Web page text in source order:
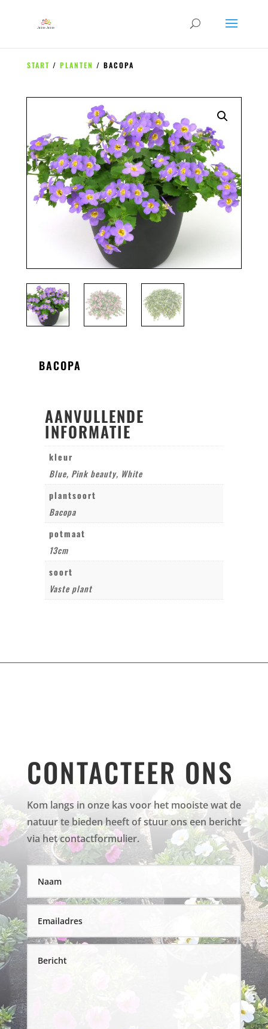
START / PLANTEN / BACOPA
BACOPA
AANVULLENDE
INFORMATIE
kleur
Blue, Pink beauty, White
plantsoort
Bacopa
potmaat
13cm
soort
Vaste plant
CONTACTEER ONS
Kom langs in onze kas voor het mooiste wat de
natuur te bieden heeft of stuur ons een bericht
via het contactformulier.